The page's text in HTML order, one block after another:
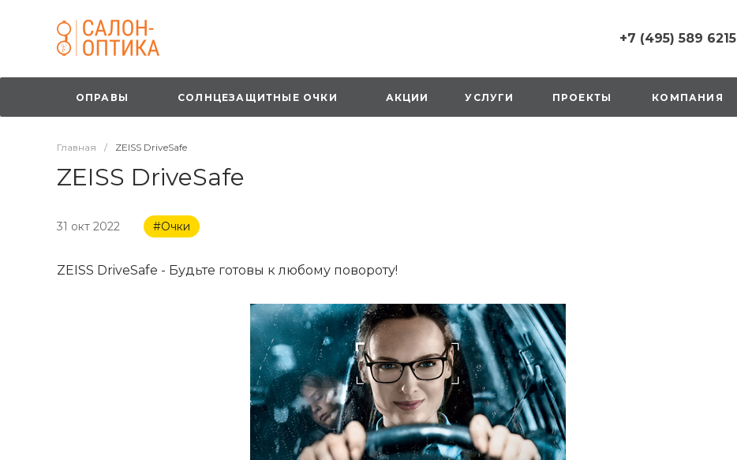
+7 (495) 589 6215
+7 (495) 589 6215
г. Москва, Русаковская
ул., д.1, вход с улицы со
стороны ТТК
ОПРАВЫ СОЛНЦЕЗАЩИТНЫЕ ОЧКИ АКЦИИ УСЛУГИ ПРОЕКТЫ КОМПАНИЯ
Главная / ZEISS DriveSafe
ZEISS DriveSafe
31 окт 2022 #Очки
ZEISS DriveSafe - Будьте готовы к любому повороту!